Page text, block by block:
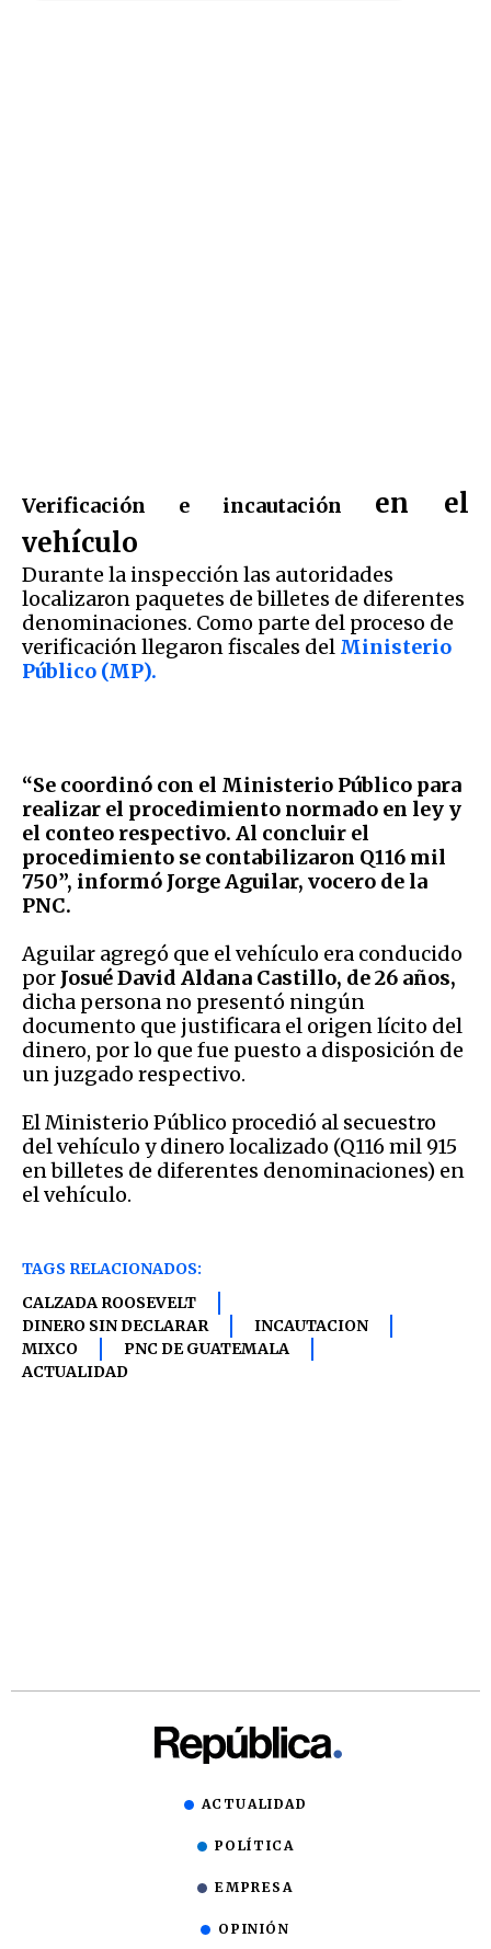
Verificación e incautación en el
vehículo
Durante la inspección las autoridades
localizaron paquetes de billetes de diferentes
denominaciones. Como parte del proceso de
verificación llegaron fiscales del Ministerio
Público (MP).
“Se coordinó con el Ministerio Público para
realizar el procedimiento normado en ley y
el conteo respectivo. Al concluir el
procedimiento se contabilizaron Q116 mil
750”, informó Jorge Aguilar, vocero de la
PNC.
Aguilar agregó que el vehículo era conducido
por Josué David Aldana Castillo, de 26 años,
dicha persona no presentó ningún
documento que justificara el origen lícito del
dinero, por lo que fue puesto a disposición de
un juzgado respectivo.
El Ministerio Público procedió al secuestro
del vehículo y dinero localizado (Q116 mil 915
en billetes de diferentes denominaciones) en
el vehículo.
TAGS RELACIONADOS:
CALZADA ROOSEVELT
DINERO SIN DECLARAR
INCAUTACION
MIXCO
PNC DE GUATEMALA
ACTUALIDAD
ACTUALIDAD
POLÍTICA
EMPRESA
OPINIÓN